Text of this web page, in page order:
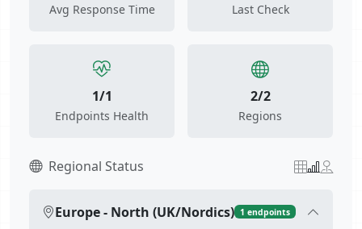
Avg Response Time Last Check
1/1
Endpoints Health
2/2
Regions
Regional Status
Europe - North (UK/Nordics) 1 endpoints